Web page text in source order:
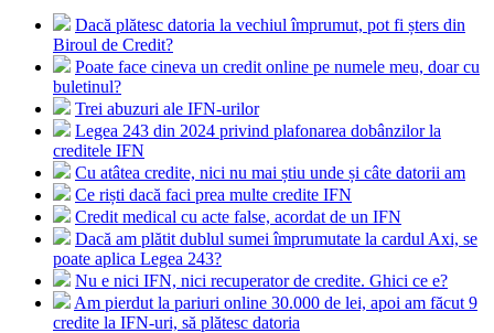
Dacă plătesc datoria la vechiul împrumut, pot fi șters din
Biroul de Credit?
Poate face cineva un credit online pe numele meu, doar cu
buletinul?
Trei abuzuri ale IFN-urilor
Legea 243 din 2024 privind plafonarea dobânzilor la
creditele IFN
Cu atâtea credite, nici nu mai știu unde și câte datorii am
Ce riști dacă faci prea multe credite IFN
Credit medical cu acte false, acordat de un IFN
Dacă am plătit dublul sumei împrumutate la cardul Axi, se
poate aplica Legea 243?
Nu e nici IFN, nici recuperator de credite. Ghici ce e?
Am pierdut la pariuri online 30.000 de lei, apoi am făcut 9
credite la IFN-uri, să plătesc datoria